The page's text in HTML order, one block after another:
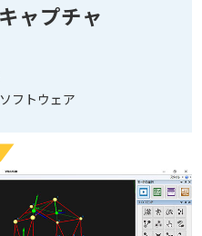
ャプチャ
フトウェア